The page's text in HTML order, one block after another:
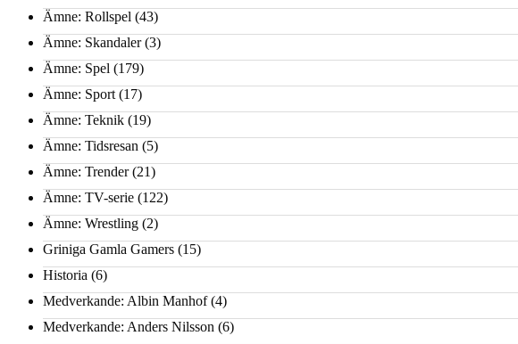
Ämne: Rollspel (43)
Ämne: Skandaler(3)
Ämne: Spel (179)
Ämne: Sport (17)
Ämne: Teknik (19)
Ämne: Tidsresan (5)
Ämne: Trender(21)
Ämne: TV-serie (122)
Ämne: Wrestling (2)
Griniga Gamla Gamers (15)
Historia (6)
Medverkande: Albin Manhof(4)
Medverkande: Anders Nilsson (6)